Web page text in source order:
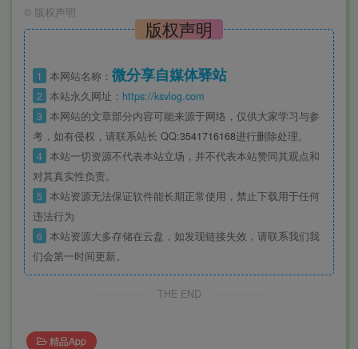
© 版权声明
版权声明
1 本网站名称： 微分享自媒体驿站
2 本站永久网址： https://ksvlog.com
3 本网站的文章部分内容可能来源于网络，仅供大家学习与参
考，如有侵权，请联系站长 QQ:3541716168进行删除处理。
4 本站一切资源不代表本站立场，并不代表本站赞同其观点和
对其真实性负责。
5 本站资源无法保证软件能长期正常使用，禁止下载用于任何
违法行为
6 本站资源大多存储在云盘，如发现链接失效，请联系我们我
们会第一时间更新。
THE END
精品App